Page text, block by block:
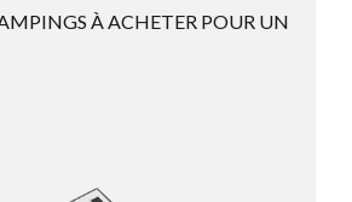
À ACHETER POUR UN